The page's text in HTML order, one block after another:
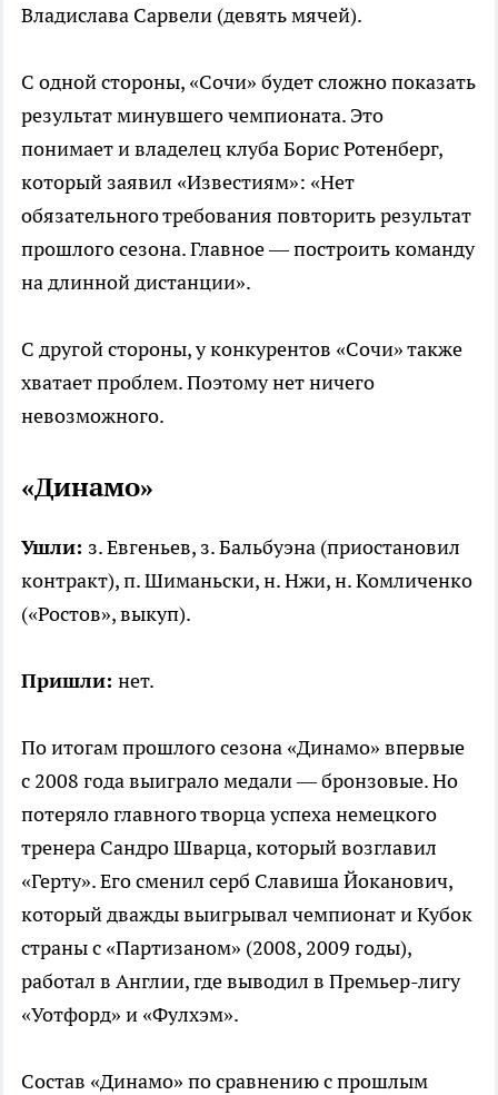
Владислава Сарвели (девять мячей).
С одной стороны, «Сочи» будет сложно показать
результат минувшего чемпионата. Это
понимает и владелец клуба Борис Ротенберг,
который заявил «Известиям»: «Нет
обязательного требования повторить результат
прошлого сезона. Главное — построить команду
на длинной дистанции».
С другой стороны, у конкурентов «Сочи» также
хватает проблем. Поэтому нет ничего
невозможного.
«Динамо»
Ушли: з. Евгеньев, з. Бальбуэна (приостановил
контракт), п. Шиманьски, н. Нжи, н. Комличенко
(«Ростов», выкуп).
Пришли: нет.
По итогам прошлого сезона «Динамо» впервые
с 2008 года выиграло медали — бронзовые. Но
потеряло главного творца успеха немецкого
тренера Сандро Шварца, который возглавил
«Герту». Его сменил серб Славиша Йоканович,
который дважды выигрывал чемпионат и Кубок
страны с «Партизаном» (2008, 2009 годы),
работал в Англии, где выводил в Премьер-лигу
«Уотфорд» и «Фулхэм».
Состав «Динамо» по сравнению с прошлым